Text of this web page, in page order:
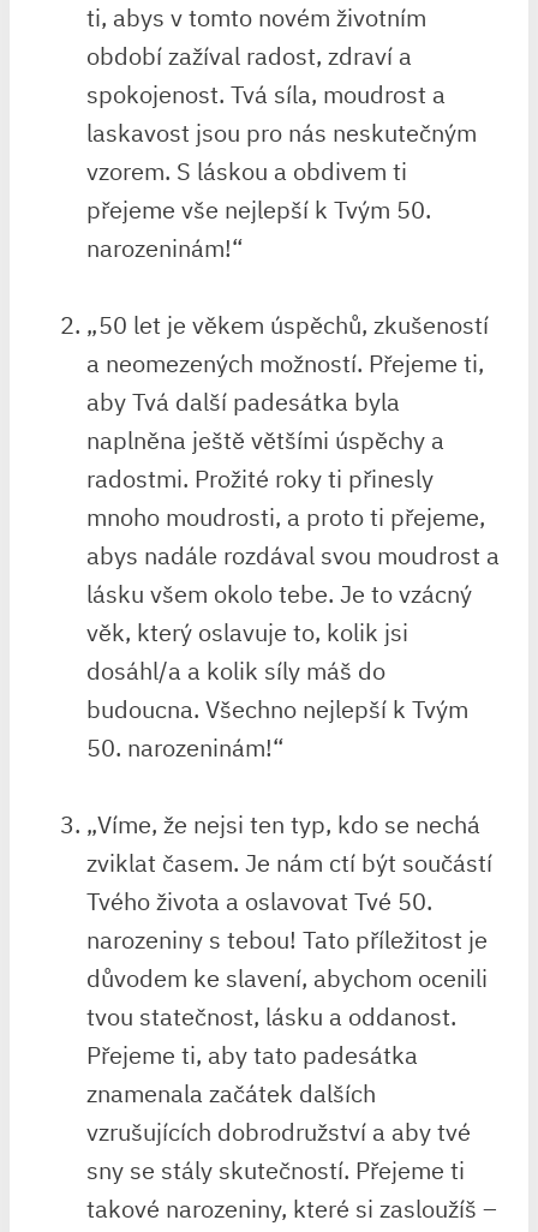
ti, abys v tomto novém životním
období zažíval radost, zdraví a
spokojenost. Tvá síla, moudrost a
laskavost jsou pro nás ‍neskutečným
vzorem. S láskou a obdivem ti
přejeme vše nejlepší k Tvým 50.
‌narozeninám!“
„50 let je věkem úspěchů, zkušeností⁤
a neomezených možností. Přejeme ti,
aby Tvá ‍další padesátka byla
naplněna ještě většími⁤ úspěchy a
radostmi. ⁣Prožité roky ti přinesly
mnoho moudrosti, a proto ti přejeme,
abys nadále rozdával svou ⁢moudrost a
lásku všem okolo tebe. Je to ‍vzácný
věk, který oslavuje to, kolik jsi
dosáhl/a a kolik síly máš do
budoucna. Všechno nejlepší ‍k Tvým
50. narozeninám!“
„Víme, že nejsi‍ ten typ, kdo se nechá
zviklat časem. Je nám ⁤ctí být‍ součástí
Tvého ⁤života a oslavovat Tvé 50.
narozeniny s tebou!⁢ Tato ⁢příležitost je
důvodem ke slavení, abychom ocenili
tvou statečnost, lásku a oddanost.
Přejeme ti, ⁢aby tato padesátka⁣
znamenala začátek dalších
vzrušujících dobrodružství a aby tvé
sny se stály skutečností.⁢ Přejeme ti
takové narozeniny, které si zasloužíš –